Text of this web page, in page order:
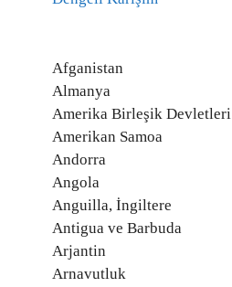
Afganistan
Almanya
Amerika Birleşik Devletleri
Amerikan Samoa
Andorra
Angola
Anguilla, İngiltere
Antigua ve Barbuda
Arjantin
Arnavutluk